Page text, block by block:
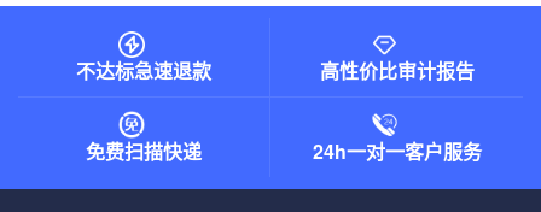
不达标急速退款 高性价比审计报告
免费扫描快递 24h一对一客户服务